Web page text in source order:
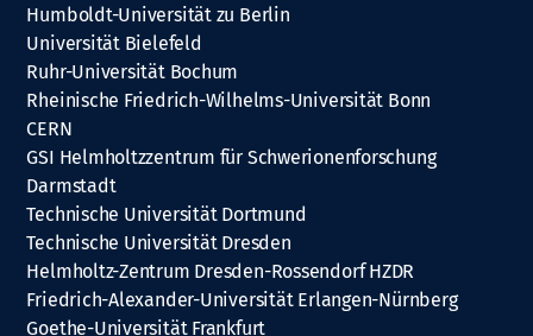
Humboldt-Universität zu Berlin
Universität Bielefeld
Ruhr-Universität Bochum
Rheinische Friedrich-Wilhelms-Universität Bonn
CERN
GSI Helmholtzzentrum für Schwerionenforschung
Darmstadt
Technische Universität Dortmund
Technische Universität Dresden
Helmholtz-Zentrum Dresden-Rossendorf HZDR
Friedrich-Alexander-Universität Erlangen-Nürnberg
Goethe-Universität Frankfurt